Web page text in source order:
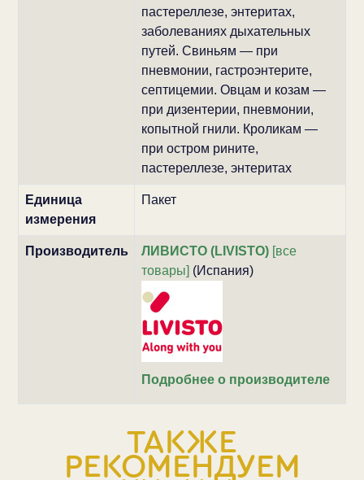
пастереллезе, энтеритах,
заболеваниях дыхательных
путей. Свиньям — при
пневмонии, гастроэнтерите,
септицемии. Овцам и козам —
при дизентерии, пневмонии,
копытной гнили. Кроликам —
при остром рините,
пастереллезе, энтеритах
Единица
измерения
Пакет
Производитель ЛИВИСТО (LIVISTO)[все
товары] (Испания)
Подробнее о производителе
ТАКЖЕ
РЕКОМЕНДУЕМ